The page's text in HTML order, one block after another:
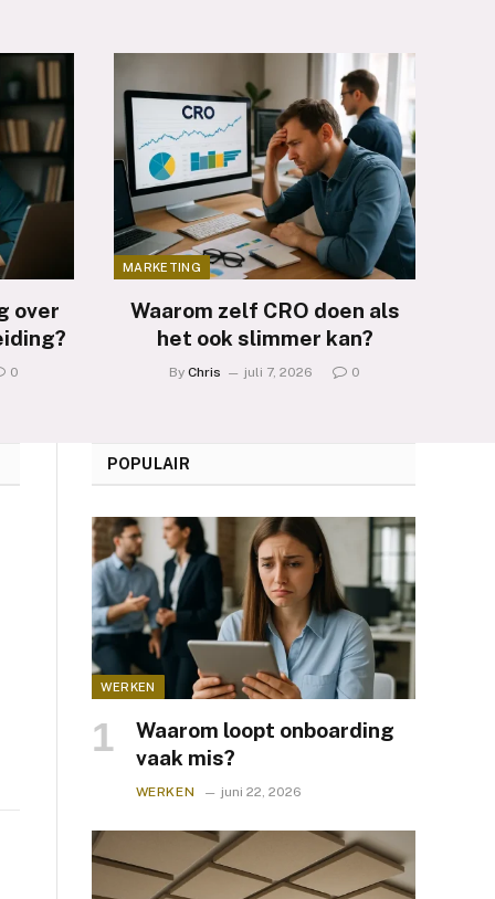
over
0
MARKETING
Waarom zelf CRO doen als
het ook slimmer kan?
By Chris juli 7, 2026 0
POPULAIR
WERKEN
Waarom loopt onboarding
vaak mis?
WERKEN juni 22, 2026